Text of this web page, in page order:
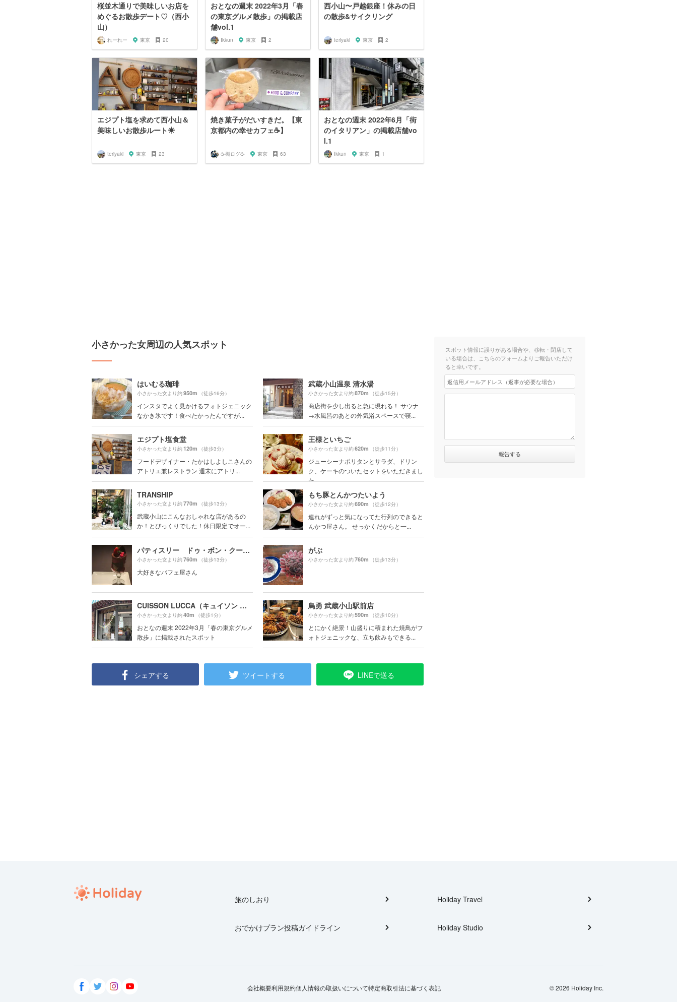
桜並木通りで美味しいお店を
めぐるお散歩デート♡（西小
山）
れーれー 東京 20
おとなの週末 2022年3月「春
の東京グルメ散歩」の掲載店
舗vol.1
Ikkun 東京 2
西小山〜戸越銀座！休みの日
の散歩&サイクリング
teriyaki 東京 2
エジプト塩を求めて西小山＆
美味しいお散歩ルート☀︎
teriyaki 東京 23
焼き菓子がだいすきだ。【東
京都内の幸せカフェ☕️】
☕️棚ログ☕️ 東京 63
おとなの週末 2022年6月「街
のイタリアン」の掲載店舗vo
l.1
Ikkun 東京 1
小さかった女周辺の人気スポット
はいむる珈琲
小さかった女より約950m （徒歩16分）
インスタでよく見かけるフォトジェニック
なかき氷です！食べたかったんですが...
武蔵小山温泉 清水湯
小さかった女より約870m （徒歩15分）
商店街を少し出ると急に現れる！ サウナ
→水風呂のあとの外気浴スペースで寝...
エジプト塩食堂
小さかった女より約120m （徒歩3分）
フードデザイナー・たかはしよしこさんの
アトリエ兼レストラン 週末にアトリ...
王様といちご
小さかった女より約620m （徒歩11分）
ジューシーナポリタンとサラダ、ドリン
ク、ケーキのついたセットをいただきまし
た
TRANSHIP
小さかった女より約770m （徒歩13分）
武蔵小山にこんなおしゃれな店があるの
か！とびっくりでした！休日限定でオー...
もち豚とんかつたいよう
小さかった女より約690m （徒歩12分）
連れがずっと気になってた行列のできると
んかつ屋さん。 せっかくだからと一...
パティスリー ドゥ・ボン・クーフゥ （patisserie de bon coeur ）
小さかった女より約760m （徒歩13分）
大好きなパフェ屋さん
がぶ
小さかった女より約760m （徒歩13分）
CUISSON LUCCA（キュイソン ルカ）
小さかった女より約40m （徒歩1分）
おとなの週末 2022年3月「春の東京グルメ
散歩」に掲載されたスポット
鳥勇 武蔵小山駅前店
小さかった女より約590m （徒歩10分）
とにかく絶景！山盛りに積まれた焼鳥がフ
ォトジェニックな、立ち飲みもできる...
シェアする ツイートする LINEで送る
スポット情報に誤りがある場合や、移転・閉店して
いる場合は、こちらのフォームよりご報告いただけ
ると幸いです。
旅のしおり
おでかけプラン投稿ガイドライン
Holiday Travel
Holiday Studio
会社概要利用規約個人情報の取扱いについて特定商取引法に基づく表記 © 2026 Holiday Inc.